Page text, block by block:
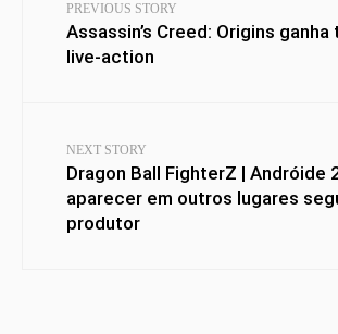
PREVIOUS STORY
Assassin’s Creed: Origins
live-action
NEXT STORY
Dragon Ball FighterZ | Andróide
aparecer em outros lugares
produtor